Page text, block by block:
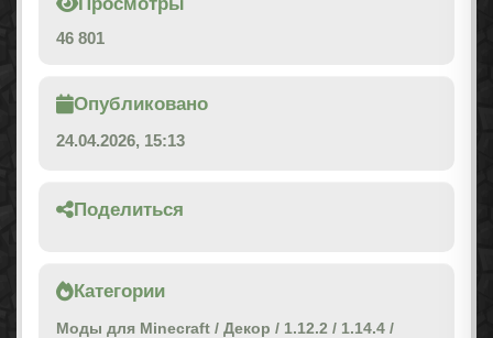
46 801
Опубликовано
24.04.2026, 15:13
Поделиться
Категории
Моды для Minecraft / Декор / 1.12.2 / 1.14.4 /